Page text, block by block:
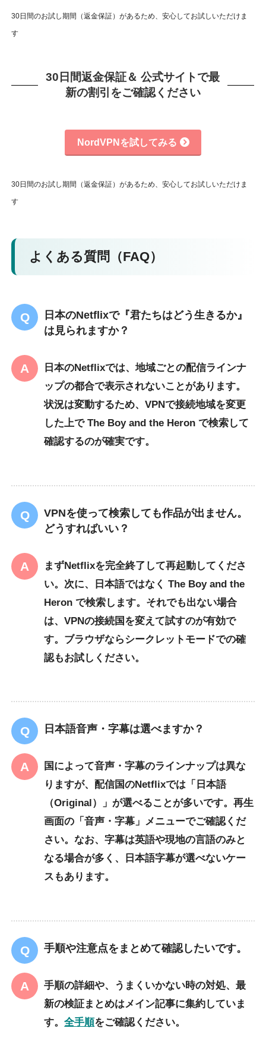
30日間のお試し期間（返金保証）があるため、安心してお試しいただけま
す
30日間返金保証＆ 公式サイトで最
新の割引をご確認ください
NordVPNを試してみる
30日間のお試し期間（返金保証）があるため、安心してお試しいただけま
す
よくある質問（FAQ）
日本のNetflixで『君たちはどう生きるか』
は見られますか？
日本のNetflixでは、地域ごとの配信ラインナ
ップの都合で表示されないことがあります。
状況は変動するため、VPNで接続地域を変更
した上でThe Boy and the Heron で検索して
確認するのが確実です。
VPNを使って検索しても作品が出ません。
どうすればいい？
まずNetflixを完全終了して再起動してくださ
い。次に、日本語ではなくThe Boy and the
Heron で検索します。それでも出ない場合
は、VPNの接続国を変えて試すのが有効で
す。ブラウザならシークレットモードでの確
認もお試しください。
日本語音声・字幕は選べますか？
国によって音声・字幕のラインナップは異な
りますが、配信国のNetflixでは「日本語
（Original）」が選べることが多いです。再生
画面の「音声・字幕」メニューでご確認くだ
さい。なお、字幕は英語や現地の言語のみと
なる場合が多く、日本語字幕が選べないケー
スもあります。
手順や注意点をまとめて確認したいです。
手順の詳細や、うまくいかない時の対処、最
新の検証まとめはメイン記事に集約していま
す。全手順をご確認ください。